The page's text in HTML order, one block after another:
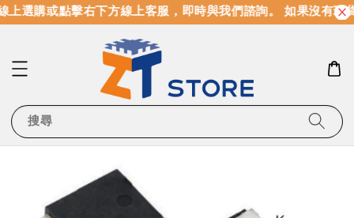
選購或點擊右下方線上客服，即時與我們諮詢。 如果沒有現
搜尋